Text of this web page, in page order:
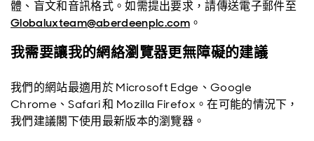
體、盲文和音訊格式。如需提出要求，請傳送電子郵件至
Globaluxteam@aberdeenplc.com。
我需要讓我的網絡瀏覽器更無障礙的建議
我們的網站最適用於 Microsoft Edge、Google
Chrome、Safari 和 Mozilla Firefox。在可能的情況下，
我們建議閣下使用最新版本的瀏覽器。